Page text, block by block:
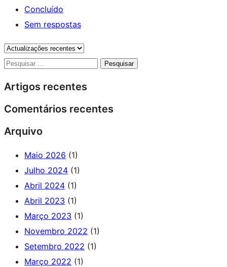
Concluído
Sem respostas
Pesquisar
Artigos recentes
Comentários recentes
Arquivo
Maio 2026 (1)
Julho 2024 (1)
Abril 2024 (1)
Abril 2023 (1)
Março 2023 (1)
Novembro 2022 (1)
Setembro 2022 (1)
Março 2022 (1)